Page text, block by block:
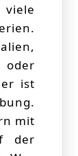
ist
mit
der